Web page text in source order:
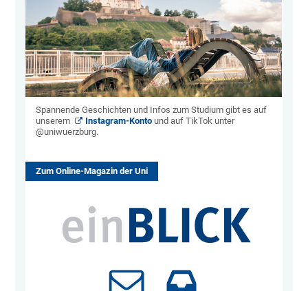
Spannende Geschichten und Infos zum Studium gibt es auf
unserem
Instagram-Konto und auf TikTok unter
@uniwuerzburg.
Zum Online-Magazin der Uni